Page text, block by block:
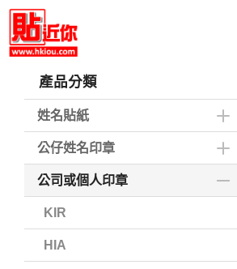
Skip
main
產品分類
姓名貼紙
公仔姓名印章
公司或個人印章
KIR
HIA